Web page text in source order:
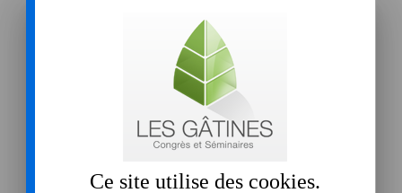
Toutes nos salles sont éclairées à la lumière du jour, donnant
Pour vos intervenants, chaque salle est équipée d’une
connexion internet très haut débit filaire et WIFI,
vidéoprojecteur, écran, paper-board, feutre. Tous les
participants disposent d’eau de source en bouteille.
L'amphithéâtre est également câblé en très haut débit. Il est
traduction.Ce site utilise des cookies.